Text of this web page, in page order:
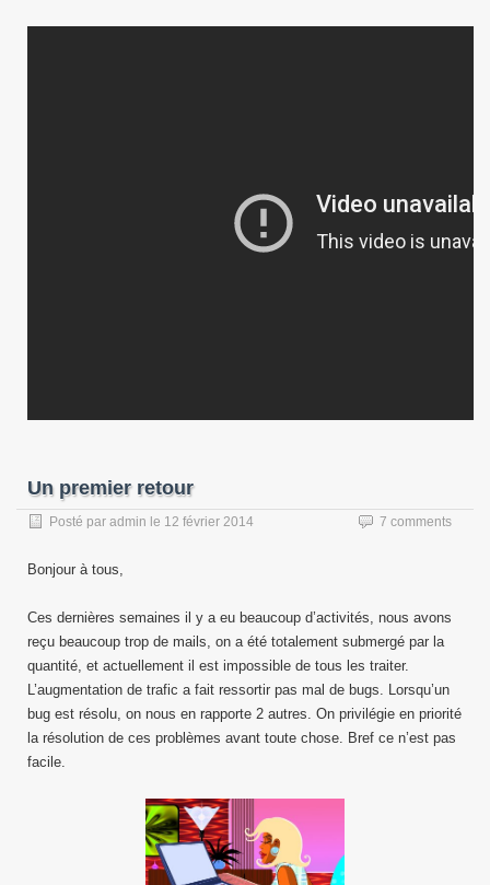
Un premier retour
Posté par admin le 12 février 2014 7 comments
Bonjour à tous,
Ces dernières semaines il y a eu beaucoup d’activités, nous avons
reçu beaucoup trop de mails, on a été totalement submergé par la
quantité, et actuellement il est impossible de tous les traiter.
L’augmentation de trafic a fait ressortir pas mal de bugs. Lorsqu’un
bug est résolu, on nous en rapporte 2 autres. On privilégie en priorité
la résolution de ces problèmes avant toute chose. Bref ce n’est pas
facile.